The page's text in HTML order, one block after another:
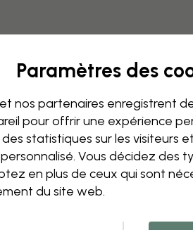
Notre
unique.
Modifiez
Ajoutez
Créez
Paramètres des
nos partenaires enregistrent
pour offrir une expérience
statistiques sur les visiteurs
Vous décidez des
en plus de ceux qui sont
du site web.